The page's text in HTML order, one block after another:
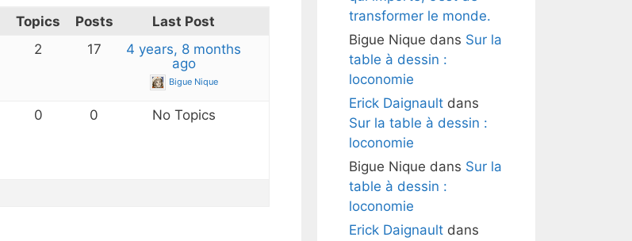
Topics Posts
Last Post
2 17
4 years, 8 months
ago
Bigue Nique
0 0 No Topics
transformer le monde.
Bigue Nique dans Sur la
table à dessin :
loconomie
Erick Daignault dans
Sur la table à dessin :
loconomie
Bigue Nique dans Sur la
table à dessin :
loconomie
Erick Daignault dans